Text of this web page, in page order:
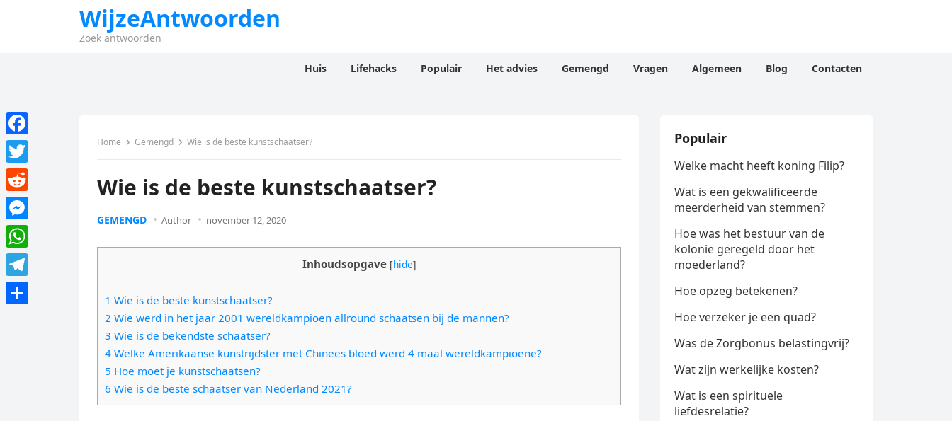
WijzeAntwoorden
Zoek antwoorden
Huis Lifehacks Populair Het advies Gemengd Vragen Algemeen Blog Contacten
Home Gemengd Wie is de beste kunstschaatser?
Wie is de beste kunstschaatser?
GEMENGD Author november 12, 2020
Inhoudsopgave [hide]
1 Wie is de beste kunstschaatser?
2 Wie werd in het jaar 2001 wereldkampioen allround schaatsen bij de mannen?
3 Wie is de bekendste schaatser?
4 Welke Amerikaanse kunstrijdster met Chinees bloed werd 4 maal wereldkampioene?
5 Hoe moet je kunstschaatsen?
6 Wie is de beste schaatser van Nederland 2021?
Populair
Welke macht heeft koning Filip?
Wat is een gekwalificeerde
meerderheid van stemmen?
Hoe was het bestuur van de
kolonie geregeld door het
moederland?
Hoe opzeg betekenen?
Hoe verzeker je een quad?
Was de Zorgbonus belastingvrij?
Wat zijn werkelijke kosten?
Wat is een spirituele
liefdesrelatie?
F
a
c
e
b
o
o
k
T
w
i
t
t
e
R
e
d
d
M
e
s
s
W
h
a
T